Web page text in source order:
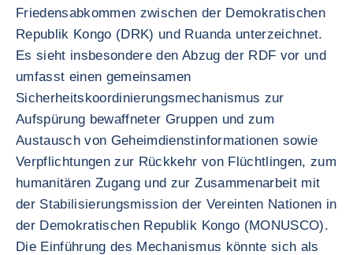
Friedensabkommen zwischen der Demokratischen
Republik Kongo (DRK) und Ruanda unterzeichnet.
Es sieht insbesondere den Abzug der RDF vor und
umfasst einen gemeinsamen
Sicherheitskoordinierungsmechanismus zur
Aufspürung bewaffneter Gruppen und zum
Austausch von Geheimdienstinformationen sowie
Verpflichtungen zur Rückkehr von Flüchtlingen, zum
humanitären Zugang und zur Zusammenarbeit mit
der Stabilisierungsmission der Vereinten Nationen in
der Demokratischen Republik Kongo (MONUSCO).
Die Einführung des Mechanismus könnte sich als